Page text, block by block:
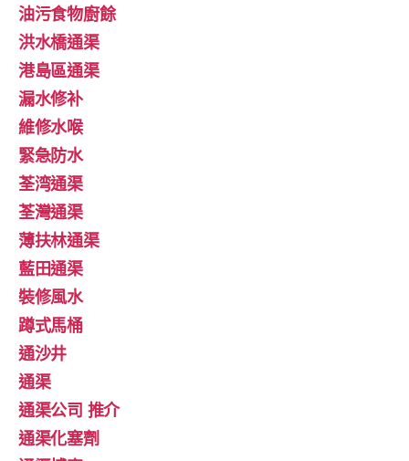
油污食物廚餘
洪水橋通渠
港島區通渠
漏水修补
維修水喉
緊急防水
荃湾通渠
荃灣通渠
薄扶林通渠
藍田通渠
裝修風水
蹲式馬桶
通沙井
通渠
通渠公司 推介
通渠化塞劑